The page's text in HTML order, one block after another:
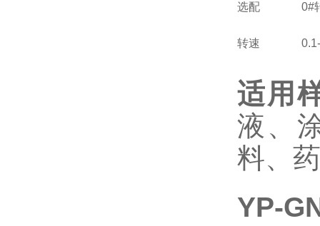
选配 0#
转速
适用
液、
料、
YP-